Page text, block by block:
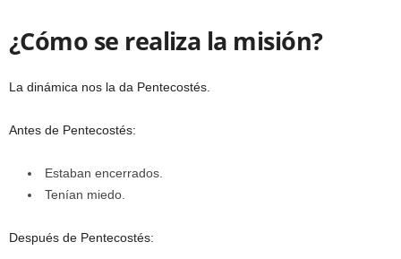
¿Cómo se realiza la misión?
La dinámica nos la da Pentecostés.
Antes de Pentecostés:
Estaban encerrados.
Tenían miedo.
Después de Pentecostés: